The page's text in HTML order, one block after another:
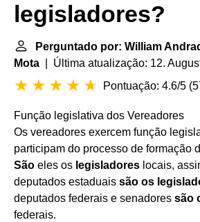
legisladores?
Perguntado por: William
Mota | Última atualização: 12.
Pontuação: 4.6/5 (
Função legislativa dos Vereadores
Os vereadores exercem função
participam do processo de formação
São eles os legisladores locais,
deputados estaduais são os
deputados federais e senadores são
federais.